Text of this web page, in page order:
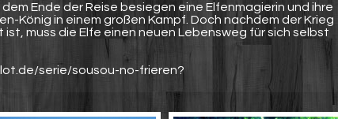
Ende der Reise besiegen eine Elfenmagierin und ihre
König in einem großen Kampf. Doch nachdem der Krieg
muss die Elfe einen neuen Lebensweg für sich selbst
serie/sousou-no-frieren?